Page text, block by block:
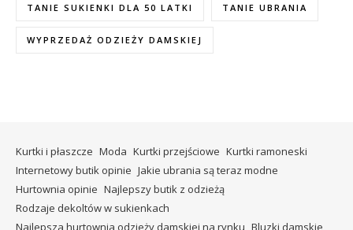
TANIE SUKIENKI DLA 50 LATKI TANIE UBRANIA
WYPRZEDAŻ ODZIEŻY DAMSKIEJ
Kurtki i płaszcze Moda Kurtki przejściowe Kurtki ramoneski
Internetowy butik opinie Jakie ubrania są teraz modne
Hurtownia opinie Najlepszy butik z odzieżą
Rodzaje dekoltów w sukienkach
Najlepsza hurtownia odzieży damskiej na rynku Bluzki damskie